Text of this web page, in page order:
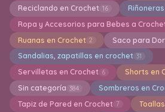
Reciclando en Crochet 16
Ropa y Accesorios para Bebes a
Ruanas en Crochet 2 Saco para
Sandalias, zapatillas en crochet 31
Servilletas en Crochet 6 Shorts en
Sin categoría 384 Sombreros en
Tapiz de Pared en Crochet 7